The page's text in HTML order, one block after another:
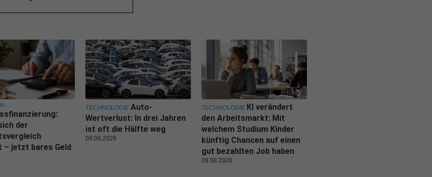
der
– jetzt bares Geld
TECHNOLOGIE Auto-
Wertverlust: In drei Jahren
ist oft die Hälfte weg
09.08.2026
TECHNOLOGIE KI verändert
den Arbeitsmarkt: Mit
welchem Studium Kinder
künftig Chancen auf einen
gut bezahlten Job haben
09.08.2026